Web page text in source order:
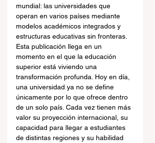
mundial: las universidades que
operan en varios países mediante
modelos académicos integrados y
estructuras educativas sin fronteras.
Esta publicación llega en un
momento en el que la educación
superior está viviendo una
transformación profunda. Hoy en día,
una universidad ya no se define
únicamente por lo que ofrece dentro
de un solo país. Cada vez tienen más
valor su proyección internacional, su
capacidad para llegar a estudiantes
de distintas regiones y su habilidad